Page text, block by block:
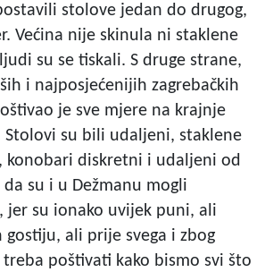
stolove jedan do drugog,
Većina nije skinula ni staklene
su se tiskali. S druge strane,
i najposjećenijih zagrebačkih
je sve mjere na krajnje
su bili udaljeni, staklene
konobari diskretni i udaljeni od
su i u Dežmanu mogli
jer su ionako uvijek puni, ali
gostiju, ali prije svega i zbog
poštivati kako bismo svi što